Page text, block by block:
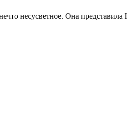
несусветное. Она